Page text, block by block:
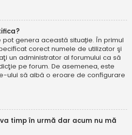
pot genera această situație. În primul
corect numele de utilizator şi
un administrator al forumului ca să
pe forum. De asemenea, este
ului să aibă o eroare de configurare
timp în urmă dar acum nu mă